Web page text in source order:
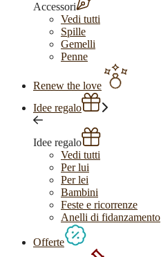
Accessori
Vedi tutti
Spille
Gemelli
Penne
Renew the love
Idee regalo
Idee regalo
Vedi tutti
Per lui
Per lei
Bambini
Feste e ricorrenze
Anelli di fidanzamento
Offerte